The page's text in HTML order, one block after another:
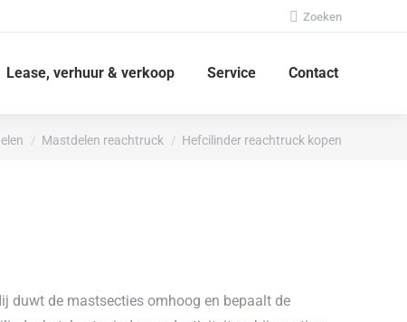
Zoeken:
Zoeken
Lease, verhuur & verkoop Service Contact
Mastdelen reachtruck Hefcilinder reachtruck kopen
duwt de mastsecties omhoog en bepaalt de